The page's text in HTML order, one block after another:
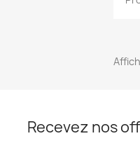
Recevez nos